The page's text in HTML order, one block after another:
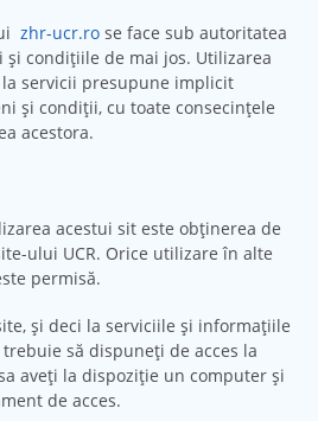
zhr-ucr.ro se face sub autoritatea
condiţiile de mai jos. Utilizarea
servicii presupune implicit
şi condiţii, cu toate consecinţele
acestora.
acestui sit este obţinerea de
ului UCR. Orice utilizare în alte
permisă.
şi deci la serviciile şi informaţiile
să dispuneţi de acces la
aveţi la dispoziţie un computer şi
de acces.